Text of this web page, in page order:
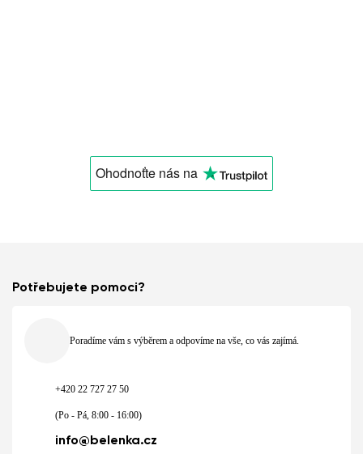
Ohodnoťte nás na
Potřebujete pomoci?
Poradíme vám s výběrem a odpovíme na vše, co vás zajímá.
+420 22 727 27 50
(Po - Pá, 8:00 - 16:00)
info@belenka.cz